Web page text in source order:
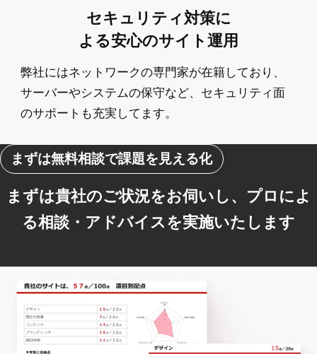
セキュリティ対策に
よる安心のサイト運用
弊社にはネットワークの専門家が在籍しており、
サーバーやシステムの保守など、セキュリティ面
のサポートも充実してます。
まずは無料相談で課題を見える化
まずは貴社のご状況をお伺いし、プロによ
る相談・アドバイスを実施いたします